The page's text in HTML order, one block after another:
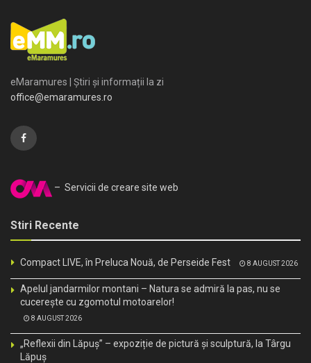
eMaramures | Știri și informații la zi
office@emaramures.ro
– Servicii de creare site web
Stiri Recente
Compact LIVE, în Preluca Nouă, de Perseide Fest 8 AUGUST 2026
Apelul jandarmilor montani – Natura se admiră la pas, nu se
cucerește cu zgomotul motoarelor!
8 AUGUST 2026
„Reflexii din Lăpuș” – expoziție de pictură și sculptură, la Târgu
Lăpuș